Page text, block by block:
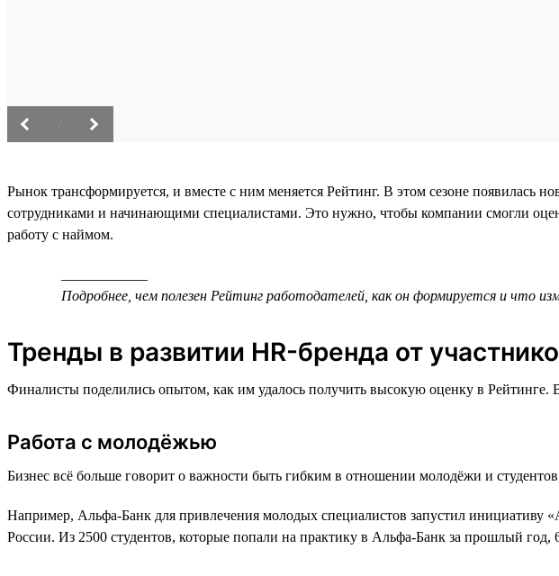
Рынок трансформируется, и вместе с ним меняется Рейтинг. В этом сезоне
сотрудниками и начинающими специалистами. Это нужно, чтобы компании смогли
работу с наймом.
Подробнее, чем полезен Рейтинг работодателей, как он формируется и что
Тренды в развитии HR-бренда от
Финалисты поделились опытом, как им удалось получить высокую оценку в Рейтинге.
Работа с молодёжью
Бизнес всё больше говорит о важности быть гибким в отношении молодёжи и
Например, Альфа-Банк для привлечения молодых специалистов запустил инициативу
России. Из 2500 студентов, которые попали на практику в Альфа-Банк за прошлый год,